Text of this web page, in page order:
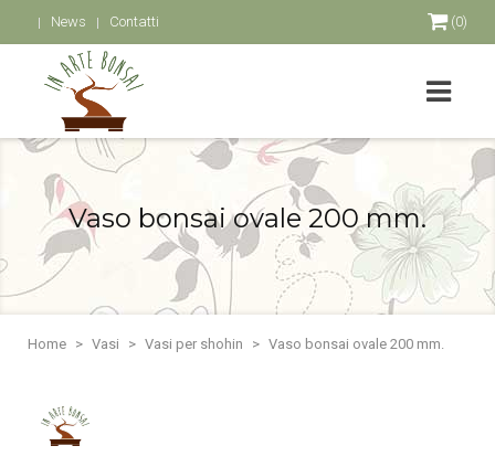
News Contatti (0)
Vaso bonsai ovale 200 mm.
Home Vasi Vasi per shohin Vaso bonsai ovale 200 mm.